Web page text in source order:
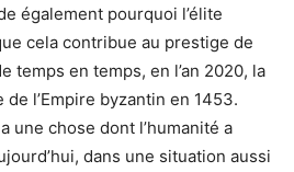
également pourquoi l’élite
cela contribue au prestige de
temps en temps, en l’an 2020, la
l’Empire byzantin en 1453.
une chose dont l’humanité a
dans une situation aussi